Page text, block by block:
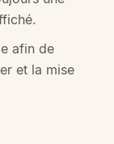
afin de
et la mise